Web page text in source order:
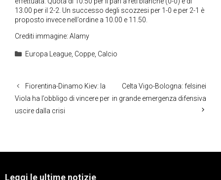
13.00 per il 2-2. Un successo degli scozzesi per 1-0 e per 2-1 è
proposto invece nell’ordine a 10.00 e 11.50.
Crediti immagine: Alamy
Categorie
Europa League, Coppe, Calcio
Fiorentina-Dinamo Kiev: la
Viola ha l’obbligo di vincere per
uscire dalla crisi
Celta Vigo-Bologna: felsinei
in grande emergenza difensiva
Leggi le ultime notizie